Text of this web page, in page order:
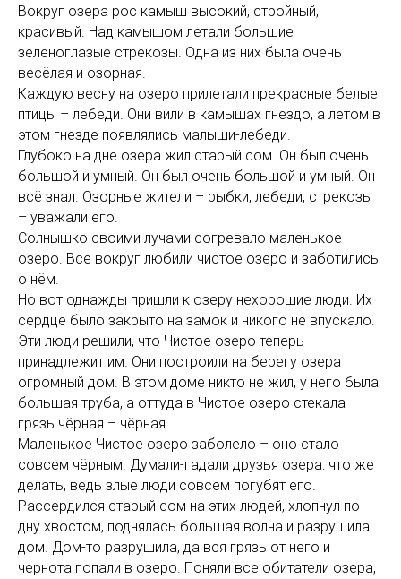
Вокруг озера рос камыш высокий, стройный,
красивый. Над камышом летали большие
зеленоглазые стрекозы. Одна из них была очень
весёлая и озорная.
Каждую весну на озеро прилетали прекрасные белые
птицы – лебеди. Они вили в камышах гнездо, а летом в
этом гнезде появлялись малыши-лебеди.
Глубоко на дне озера жил старый сом. Он был очень
большой и умный. Он был очень большой и умный. Он
всё знал. Озорные жители – рыбки, лебеди, стрекозы
– уважали его.
Солнышко своими лучами согревало маленькое
озеро. Все вокруг любили чистое озеро и заботились
о нём.
Но вот однажды пришли к озеру нехорошие люди. Их
сердце было закрыто на замок и никого не впускало.
Эти люди решили, что Чистое озеро теперь
принадлежит им. Они построили на берегу озера
огромный дом. В этом доме никто не жил, у него была
большая труба, а оттуда в Чистое озеро стекала
грязь чёрная – чёрная.
Маленькое Чистое озеро заболело – оно стало
совсем чёрным. Думали-гадали друзья озера: что же
делать, ведь злые люди совсем погубят его.
Рассердился старый сом на этих людей, хлопнул по
дну хвостом, поднялась большая волна и разрушила
дом. Дом-то разрушила, да вся грязь от него и
чернота попали в озеро. Поняли все обитатели озера,